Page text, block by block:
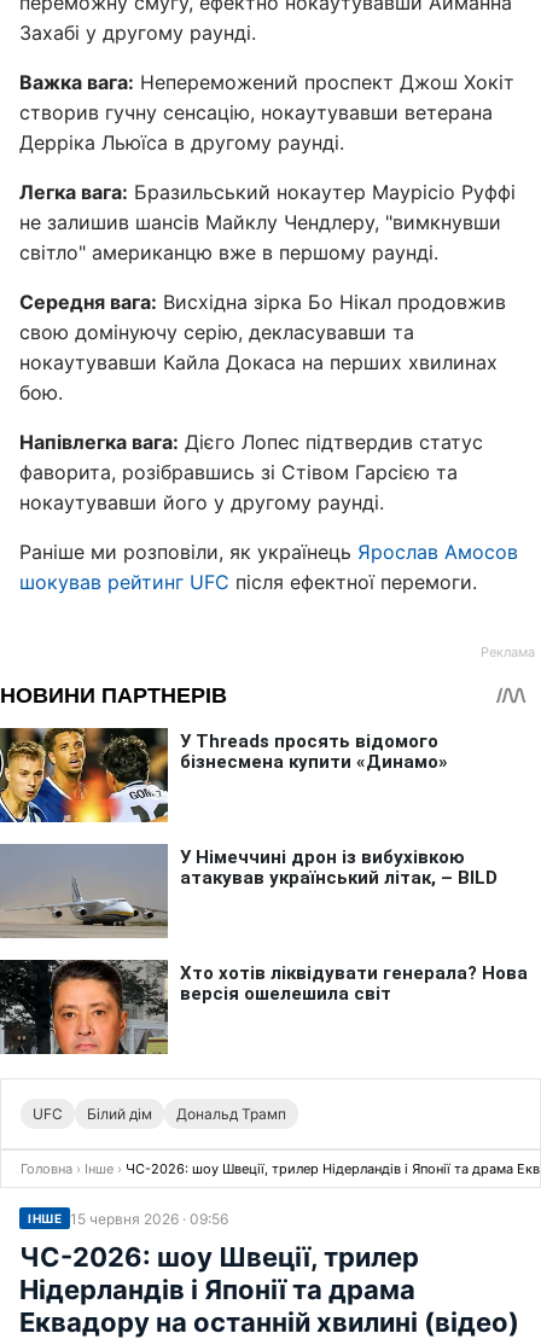
Захабі у другому раунді.
Важка вага: Непереможений проспект Джош Хокіт
створив гучну сенсацію, нокаутувавши ветерана
Дерріка Льюїса в другому раунді.
Легка вага: Бразильський нокаутер Маурісіо Руффі
не залишив шансів Майклу Чендлеру, "вимкнувши
світло" американцю вже в першому раунді.
Середня вага: Висхідна зірка Бо Нікал продовжив
свою домінуючу серію, декласувавши та
нокаутувавши Кайла Докаса на перших хвилинах
бою.
Напівлегка вага: Дієго Лопес підтвердив статус
фаворита, розібравшись зі Стівом Гарсією та
нокаутувавши його у другому раунді.
Раніше ми розповіли, як українець Ярослав Амосов
шокував рейтинг UFC після ефектної перемоги.
UFC Білий дім Дональд Трамп
Головна › Інше › ЧС-2026: шоу Швеції, трилер Нідерландів і Японії та драма
ІНШЕ 15 червня 2026 · 09:56
ЧС-2026: шоу Швеції, трилер
Нідерландів і Японії та драма
Еквадору на останній хвилині (відео)